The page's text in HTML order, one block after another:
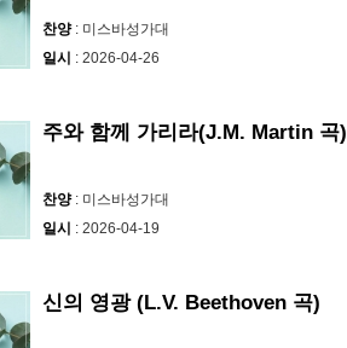
찬양: 미스바성가대
일시 : 2026-04-26
주와 함께 가리라(J.M. Martin 곡)
찬양: 미스바성가대
일시 : 2026-04-19
신의 영광 (L.V. Beethoven 곡)